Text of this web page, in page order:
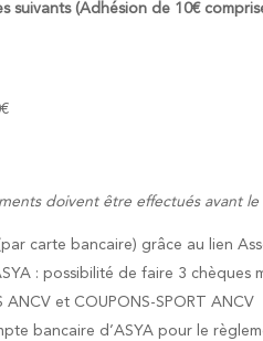
suivants (Adhésion de 10€
doivent être effectués avant
(par carte bancaire) grâce au lien
: possibilité de faire 3 chèques
ANCV et COUPONS-SPORT ANCV
bancaire d’ASYA pour le